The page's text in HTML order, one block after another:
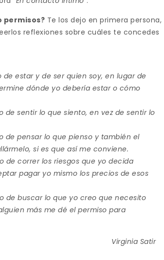
permisos? Te los dejo en primera persona,
reflexiones sobre cuáles te concedes
estar y de ser quien soy, en lugar de
dónde yo debería estar o cómo
sentir lo que siento, en vez de sentir lo
de pensar lo que pienso y también el
si es que así me conviene.
de correr los riesgos que yo decida
pagar yo mismo los precios de esos
de buscar lo que yo creo que necesito
más me dé el permiso para
Virginia Satir